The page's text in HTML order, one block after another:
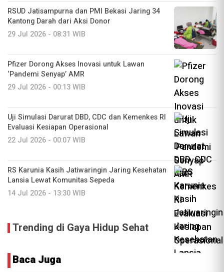
RSUD Jatisampurna dan PMI Bekasi Jaring 34
Kantong Darah dari Aksi Donor
29 Jul 2026 - 08:31 WIB
Pfizer Dorong Akses Inovasi untuk Lawan
‘Pandemi Senyap’ AMR
29 Jul 2026 - 00:13 WIB
Uji Simulasi Darurat DBD, CDC dan Kemenkes RI
Evaluasi Kesiapan Operasional
22 Jul 2026 - 00:07 WIB
RS Karunia Kasih Jatiwaringin Jaring Kesehatan
Lansia Lewat Komunitas Sepeda
14 Jul 2026 - 13:30 WIB
Trending di Gaya Hidup Sehat
Baca Juga